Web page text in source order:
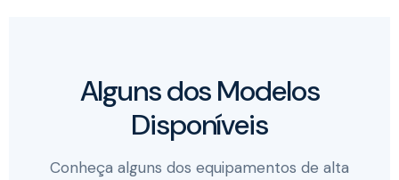
Alguns dos Modelos
Disponíveis
Conheça alguns dos equipamentos de alta